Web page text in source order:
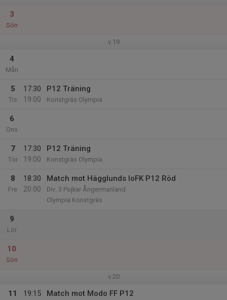
3
Sön
v.19
4
Mån
5
Tis
17:30
19:00
P12 Träning
Konstgräs Olympia
6
Ons
7
Tor
17:30
19:00
P12 Träning
Konstgräs Olympia
8
Fre
18:30
20:00
Match mot Hägglunds IoFK P12 Röd
Div. 3 Pojkar Ångermanland
Olympia Konstgräs
9
Lör
10
Sön
v.20
11
19:15
Match mot Modo FF P12